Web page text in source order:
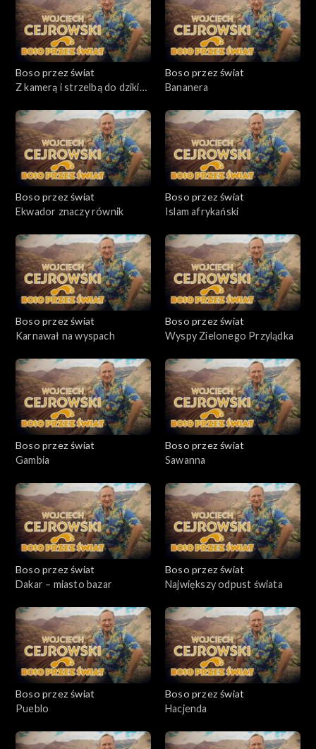
Boso przez świat
Z kamerą i strzelbą do dzikich
Boso przez świat
Bananera
Boso przez świat
Ekwador znaczy równik
Boso przez świat
Islam afrykański
Boso przez świat
Karnawał na wyspach
Boso przez świat
Wyspy Zielonego Przylądka
Boso przez świat
Gambia
Boso przez świat
Sawanna
Boso przez świat
Dakar – miasto bazar
Boso przez świat
Największy odpust świata
Boso przez świat
Pueblo
Boso przez świat
Hacjenda